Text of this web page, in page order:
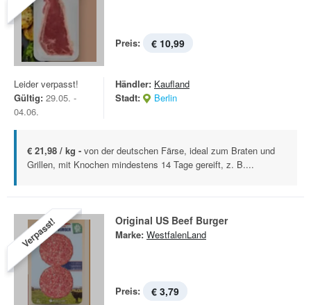
Preis: € 10,99
Leider verpasst!
Gültig: 29.05. -
04.06.
Händler: Kaufland
Stadt:
Berlin
€ 21,98 / kg - von der deutschen Färse, ideal zum Braten und
Grillen, mit Knochen mindestens 14 Tage gereift, z. B....
Verpasst! Original US Beef Burger
Marke: WestfalenLand
Preis: € 3,79